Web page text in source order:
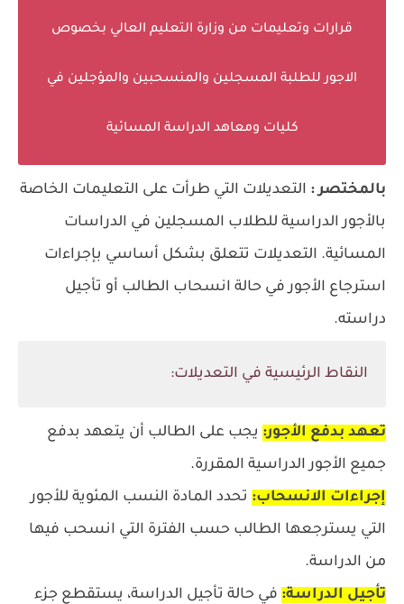
قرارات وتعليمات من وزارة التعليم العالي بخصوص
الاجور للطلبة المسجلين والمنسحبين والمؤجلين في
كليات ومعاهد الدراسة المسائية
بالمختصر : التعديلات التي طرأت على التعليمات الخاصة
بالأجور الدراسية للطلاب المسجلين في الدراسات
المسائية. التعديلات تتعلق بشكل أساسي بإجراءات
استرجاع الأجور في حالة انسحاب الطالب أو تأجيل
دراسته.
النقاط الرئيسية في التعديلات:
تعهد بدفع الأجور: يجب على الطالب أن يتعهد بدفع
جميع الأجور الدراسية المقررة.
إجراءات الانسحاب: تحدد المادة النسب المئوية للأجور
التي يسترجعها الطالب حسب الفترة التي انسحب فيها
من الدراسة.
تأجيل الدراسة: في حالة تأجيل الدراسة، يستقطع جزء